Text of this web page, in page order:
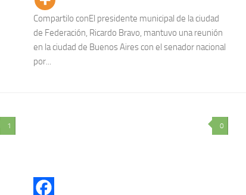
Compartilo conEl presidente municipal de la ciudad
de Federación, Ricardo Bravo, mantuvo una reunión
en la ciudad de Buenos Aires con el senador nacional
por...
1 0